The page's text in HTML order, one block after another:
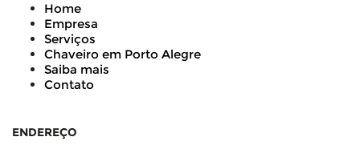
Home
Empresa
Serviços
Chaveiro em Porto Alegre
Saiba mais
Contato
ENDEREÇO